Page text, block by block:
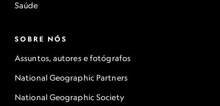
Saúde
SOBRE NÓS
Assuntos, autores e fotógrafos
National Geographic Partners
National Geographic Society